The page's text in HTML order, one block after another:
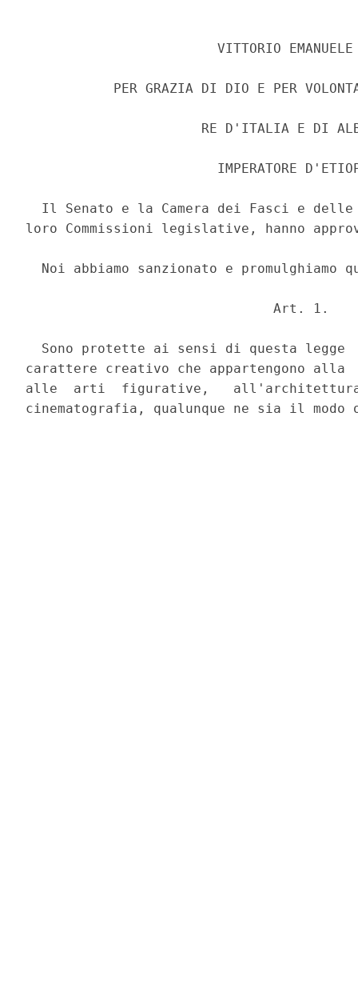
VITTORIO
PER GRAZIA DI DIO E PER
RE D'ITALIA E DI
IMPERATORE
Il Senato e la Camera dei Fasci e
loro Commissioni legislative, hanno
Noi abbiamo sanzionato e promulghiamo
                               Art. 1.
Sono protette ai sensi di questa legge
carattere creativo che appartengono
alle  arti  figurative,